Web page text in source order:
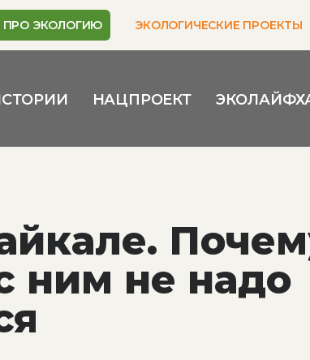
ПРО ЭКОЛОГИЮ ЭКОЛОГИЧЕСКИЕ ПРОЕКТЫ
НАЦПРОЕКТ
ним не надо